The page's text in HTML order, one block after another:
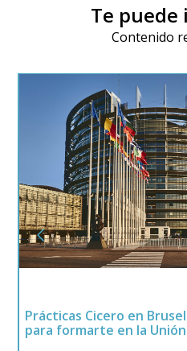
Te
Contenido
Prácticas Cicero en
para formarte en la